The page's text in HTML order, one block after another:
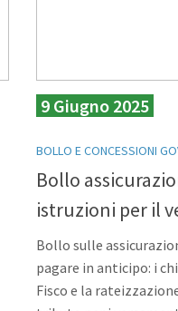
9 Giugno 2025
BOLLO E CONCESSIONI
Bollo
istruzioni per il
Bollo sulle
pagare in anticipo: i
Fisco e la